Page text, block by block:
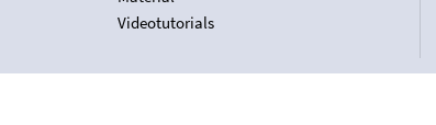
Videotutorials